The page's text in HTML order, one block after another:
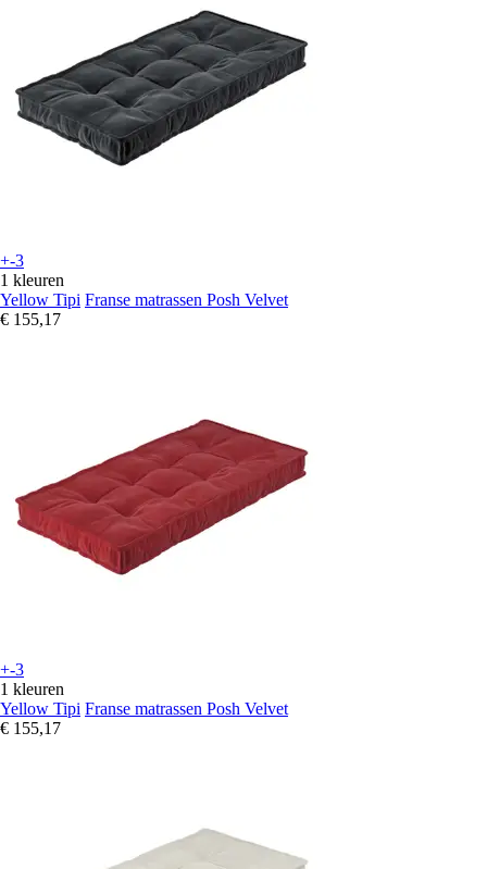
+-3
1 kleuren
Yellow Tipi Franse matrassen Posh Velvet
€ 155,17
+-3
1 kleuren
Yellow Tipi Franse matrassen Posh Velvet
€ 155,17